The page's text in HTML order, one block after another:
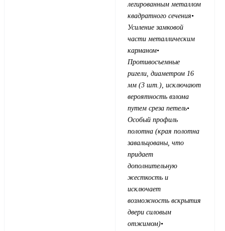
легированным металлом
квадратного сечения•
Усиление замковой
части металлическим
карманом•
Противосъемные
ригели, диаметром 16
мм (3 шт.), исключают
вероятность взлома
путем среза петель•
Особый профиль
полотна (края полотна
завальцованы, что
придает
дополнительную
жесткость и
исключает
возможность вскрытия
двери силовым
отжимом)•